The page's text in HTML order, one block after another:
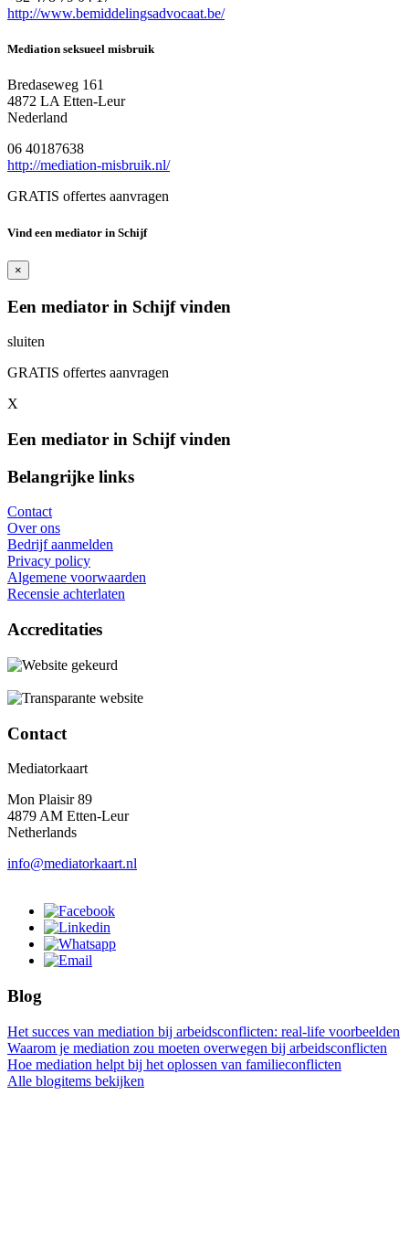
http://www.bemiddelingsadvocaat.be/
Mediation seksueel misbruik
Bredaseweg 161
4872 LA Etten-Leur
Nederland
06 40187638
http://mediation-misbruik.nl/
GRATIS offertes aanvragen
Vind een mediator in Schijf
×
Een mediator in Schijf vinden
sluiten
GRATIS offertes aanvragen
X
Een mediator in Schijf vinden
Belangrijke links
Contact
Over ons
Bedrijf aanmelden
Privacy policy
Algemene voorwaarden
Recensie achterlaten
Accreditaties
Contact
Mediatorkaart
Mon Plaisir 89
4879 AM Etten-Leur
Netherlands
info@mediatorkaart.nl
Blog
Het succes van mediation bij arbeidsconflicten: real-life voorbeelden
Waarom je mediation zou moeten overwegen bij arbeidsconflicten
Hoe mediation helpt bij het oplossen van familieconflicten
Alle blogitems bekijken